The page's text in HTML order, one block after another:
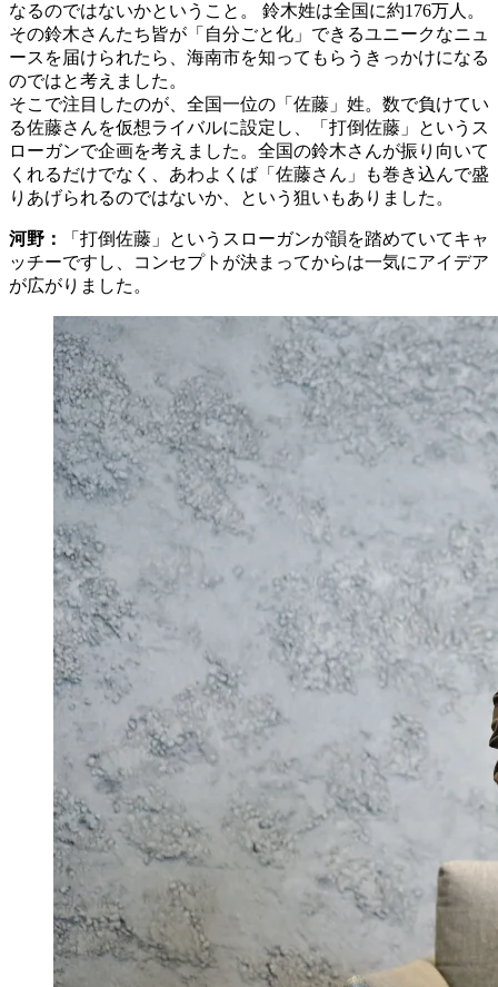
なるのではないかということ。 鈴木姓は全国に約176万人。
その鈴木さんたち皆が「自分ごと化」できるユニークなニュ
ースを届けられたら、海南市を知ってもらうきっかけになる
のではと考えました。
そこで注目したのが、全国一位の「佐藤」姓。数で負けてい
る佐藤さんを仮想ライバルに設定し、「打倒佐藤」というス
ローガンで企画を考えました。全国の鈴木さんが振り向いて
くれるだけでなく、あわよくば「佐藤さん」も巻き込んで盛
りあげられるのではないか、という狙いもありました。
河野：
「打倒佐藤」というスローガンが韻を踏めていてキャ
ッチーですし、コンセプトが決まってからは一気にアイデア
が広がりました。